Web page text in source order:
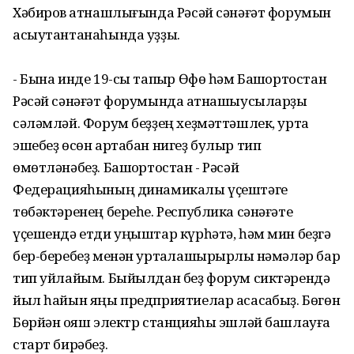
Хәбиров ҡатнашлығында Рәсәй сәнәғәт форумын
асыутантанаһында уҙҙы.
- Бына инде 19-сы тапҡыр Өфө һәм Башҡортостан
Рәсәй сәнәғәт форумында ҡатнашыусыларҙы
сәләмләй. Форум беҙҙең хеҙмәттәшлек, уртаҡ
эшебеҙ өсөн артабан нигеҙ булыр тип
өмөтләнәбеҙ. Башҡортостан - Рәсәй
Федерацияһының динамикалы үҫештәге
төбәктәренең береһе. Республика сәнәғәте
үҫешендә етди уңыштар күрһәтә, һәм мин беҙгә
бер-беребеҙ менән уртаҡлашырырлыҡ нәмәләр бар
тип уйлайым. Быйылдан беҙ форум сиктәрендә
йыл һайын яңы предприятиелар асасаҡбыҙ. Бөгөн
Бөрйән ҡояш электр станцияһы эшләй башлауға
старт бирәбеҙ.